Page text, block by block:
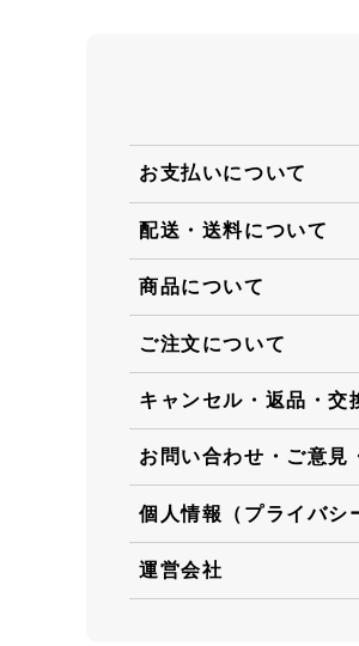
お支払いについて
配送・送料について
商品について
ご注文について
キャンセル・返品・交
お問い合わせ・ご意見
個人情報（プライバシ
運営会社